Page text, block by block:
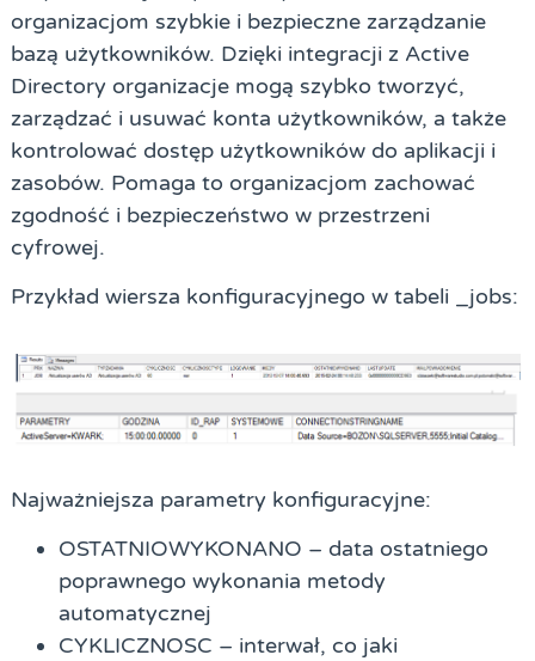
organizacjom szybkie i bezpieczne zarządzanie
bazą użytkowników. Dzięki integracji z Active
Directory organizacje mogą szybko tworzyć,
zarządzać i usuwać konta użytkowników, a także
kontrolować dostęp użytkowników do aplikacji i
zasobów. Pomaga to organizacjom zachować
zgodność i bezpieczeństwo w przestrzeni
cyfrowej.
Przykład wiersza konfiguracyjnego w tabeli _jobs:
Najważniejsza parametry konfiguracyjne:
OSTATNIOWYKONANO – data ostatniego
poprawnego wykonania metody
automatycznej
CYKLICZNOSC – interwał, co jaki